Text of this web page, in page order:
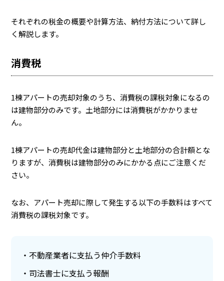
それぞれの税金の概要や計算方法、納付方法について詳し
く解説します。
消費税
1棟アパートの売却対象のうち、消費税の課税対象になるの
は建物部分のみです。土地部分には消費税がかかりませ
ん。
1棟アパートの売却代金は建物部分と土地部分の合計額とな
りますが、消費税は建物部分のみにかかる点にご注意くだ
さい。
なお、アパート売却に際して発生する以下の手数料はすべて
消費税の課税対象です。
不動産業者に支払う仲介手数料
司法書士に支払う報酬